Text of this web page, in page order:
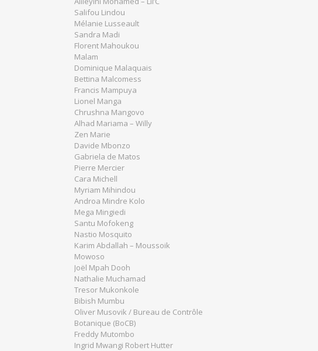
Salifou Lindou
Mélanie Lusseault
Sandra Madi
Florent Mahoukou
Malam
Dominique Malaquais
Bettina Malcomess
Francis Mampuya
Lionel Manga
Chrushna Mangovo
Alhad Mariama – Willy
Zen Marie
Davide Mbonzo
Gabriela de Matos
Pierre Mercier
Cara Michell
Myriam Mihindou
Androa Mindre Kolo
Mega Mingiedi
Santu Mofokeng
Nastio Mosquito
Karim Abdallah – Moussoik
Mowoso
Joël Mpah Dooh
Nathalie Muchamad
Tresor Mukonkole
Bibish Mumbu
Oliver Musovik / Bureau de Contrôle
Botanique (BoCB)
Freddy Mutombo
Ingrid Mwangi Robert Hutter